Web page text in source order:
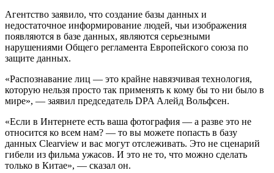
Агентство заявило, что создание базы данных и
недостаточное информирование людей, чьи изображения
появляются в базе данных, являются серьезными
нарушениями Общего регламента Европейского союза по
защите данных.
«Распознавание лиц — это крайне навязчивая технология,
которую нельзя просто так применять к кому бы то ни было в
мире», — заявил председатель DPA Алейд Вольфсен.
«Если в Интернете есть ваша фотография — а разве это не
относится ко всем нам? — то вы можете попасть в базу
данных Clearview и вас могут отслеживать. Это не сценарий
гибели из фильма ужасов. И это не то, что можно сделать
только в Китае», — сказал он.